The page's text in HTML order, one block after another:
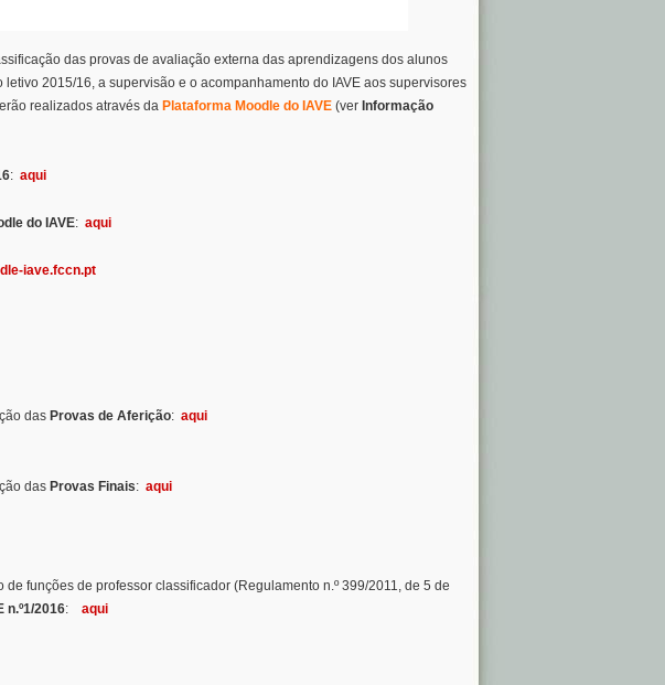
das provas de avaliação externa das aprendizagens dos alunos
2015/16, a supervisão e o acompanhamento do IAVE aos supervisores
realizados através da Plataforma Moodle do IAVE (ver Informação
: aqui
do IAVE: aqui
iave.fccn.pt
das Provas de Aferição: aqui
das Provas Finais: aqui
funções de professor classificador (Regulamento n.º 399/2011, de 5 de
n.º1/2016: aqui